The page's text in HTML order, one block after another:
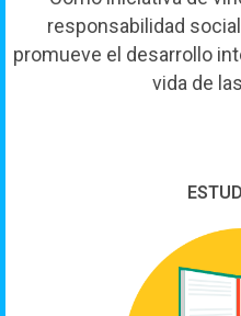
responsabilidad
promueve el desarrollo
vida de